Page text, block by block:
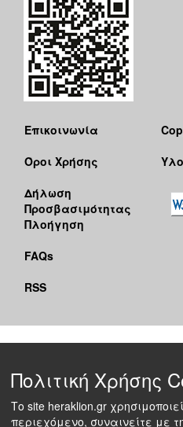
Επικοινωνία
Όροι Χρήσης
Δήλωση
Προσβασιμότητας
Πλοήγηση
FAQs
RSS
Πολιτική Χρήσης
Το site heraklion.gr
περιεχόμενο, συναινείτε με